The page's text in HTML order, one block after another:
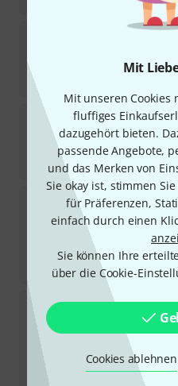
Mit
Mit unseren Cookies
fluffiges
dazugehört bieten.
passende Angebote,
und das Merken von
Sie okay ist, stimmen
für Präferenzen,
einfach durch einen
Sie können Ihre
über die Cookie-
Cookies ablehnen
ThomannAria
Sofort lieferbar
YamahaV7
1
Sofort lieferbar
789€
HidersineUno
2
149 €
UVP: 195
-24%
Hidersine
Sofort lieferbar
229
UVP:339 €
-32%